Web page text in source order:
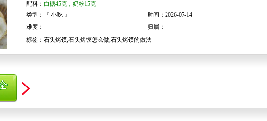
配料： 白糖45克，奶粉15克
类型：『 小吃 』
时间：2026-07-14
难度：
归属：
标签：石头烤馍,石头烤馍怎么做,石头烤馍的做法